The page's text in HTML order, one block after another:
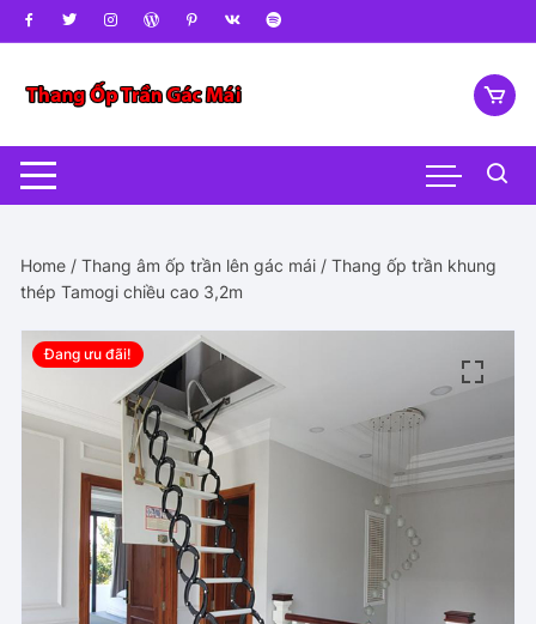
Chuyển
tới
dung
Home /Thang âm ốp trần lên gác mái / Thang ốp trần khung
thép Tamogi chiều cao 3,2m
Đang ưu đãi!